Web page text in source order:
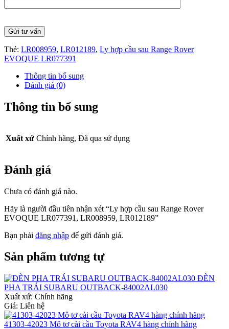
Thẻ: LR008959, LR012189, Ly hợp cầu sau Range Rover
EVOQUE LR077391
Thông tin bổ sung
Đánh giá (0)
Thông tin bổ sung
Xuất xứ Chính hãng, Đã qua sử dụng
Đánh giá
Chưa có đánh giá nào.
Hãy là người đầu tiên nhận xét “Ly hợp cầu sau Range Rover
EVOQUE LR077391, LR008959, LR012189”
Bạn phải đăng nhập để gửi đánh giá.
Sản phẩm tương tự
ĐÈN
PHA TRÁI SUBARU OUTBACK-84002AL030
Xuất xứ: Chính hãng
Giá: Liên hệ
41303-42023 Mô tơ cài cầu Toyota RAV4 hàng chính hãng